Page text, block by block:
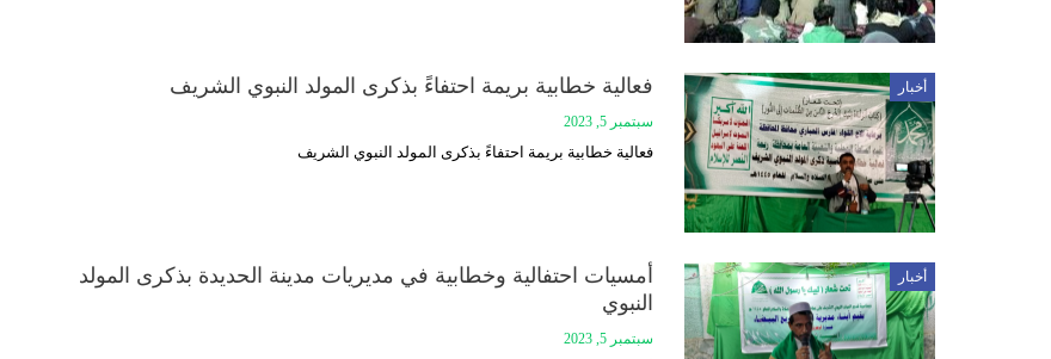
أخبار فعالية خطابية بريمة احتفاءً بذكرى المولد النبوي الشريف
سبتمبر 5, 2023
فعالية خطابية بريمة احتفاءً بذكرى المولد النبوي الشريف
أخبار
أمسيات احتفالية وخطابية في مديريات مدينة الحديدة بذكرى المولد
النبوي
سبتمبر 5, 2023